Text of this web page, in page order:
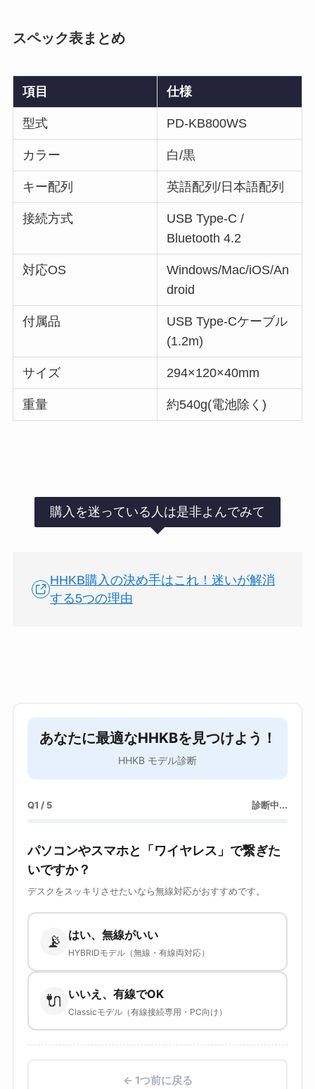
スペック表まとめ
項目 仕様
型式 PD-KB800WS
カラー 白/黒
キー配列 英語配列/日本語配列
接続方式
USB Type-C /
Bluetooth 4.2
対応OS
Windows/Mac/iOS/An
droid
付属品
USB Type-Cケーブル
(1.2m)
サイズ 294×120×40mm
重量 約540g(電池除く)
購入を迷っている人は是非よんでみて
HHKB購入の決め手はこれ！迷いが解消
する5つの理由
あなたに最適なHHKBを見つけよう！
HHKB モデル診断
Q1 / 5 診断中...
パソコンやスマホと「ワイヤレス」で繋ぎた
いですか？
デスクをスッキリさせたいなら無線対応がおすすめです。
📡 はい、無線がいい
HYBRIDモデル（無線・有線両対応）
🔌 いいえ、有線でOK
Classicモデル（有線接続専用・PC向け）
← 1つ前に戻る